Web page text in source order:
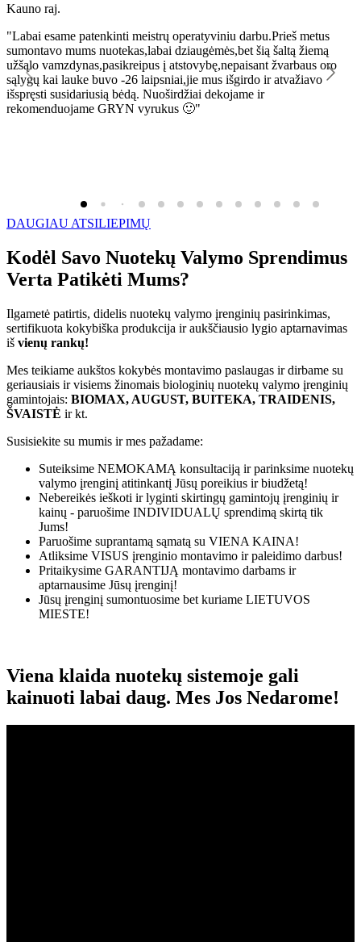
Kauno raj.
"Labai esame patenkinti meistrų operatyviniu darbu.Prieš metus
sumontavo mums nuotekas,labai dziaugėmės,bet šią šaltą žiemą
užšąlo vamzdynas,pasikreipus į atstovybę,nepaisant žvarbaus oro
sąlygų kai lauke buvo -26 laipsniai,jie mus išgirdo ir atvažiavo
išspręsti susidariusią bėdą. Nuoširdžiai dekojame ir
rekomenduojame GRYN vyrukus 🙂"
DAUGIAU ATSILIEPIMŲ
Kodėl Savo Nuotekų Valymo Sprendimus
Verta Patikėti Mums?
Ilgametė patirtis, didelis nuotekų valymo įrenginių pasirinkimas,
sertifikuota kokybiška produkcija ir aukščiausio lygio aptarnavimas
iš vienų rankų!
Mes teikiame aukštos kokybės montavimo paslaugas ir dirbame su
geriausiais ir visiems žinomais biologinių nuotekų valymo įrenginių
gamintojais: BIOMAX, AUGUST, BUITEKA, TRAIDENIS,
ŠVAISTĖ ir kt.
Susisiekite su mumis ir mes pažadame:
Suteiksime NEMOKAMĄ konsultaciją ir parinksime nuotekų
valymo įrenginį atitinkantį Jūsų poreikius ir biudžetą!
Nebereikės ieškoti ir lyginti skirtingų gamintojų įrenginių ir
kainų - paruošime INDIVIDUALŲ sprendimą skirtą tik
Jums!
Paruošime suprantamą sąmatą su VIENA KAINA!
Atliksime VISUS įrenginio montavimo ir paleidimo darbus!
Pritaikysime GARANTIJĄ montavimo darbams ir
aptarnausime Jūsų įrenginį!
Jūsų įrenginį sumontuosime bet kuriame LIETUVOS
MIESTE!
Viena klaida nuotekų sistemoje gali
kainuoti labai daug. Mes Jos Nedarome!